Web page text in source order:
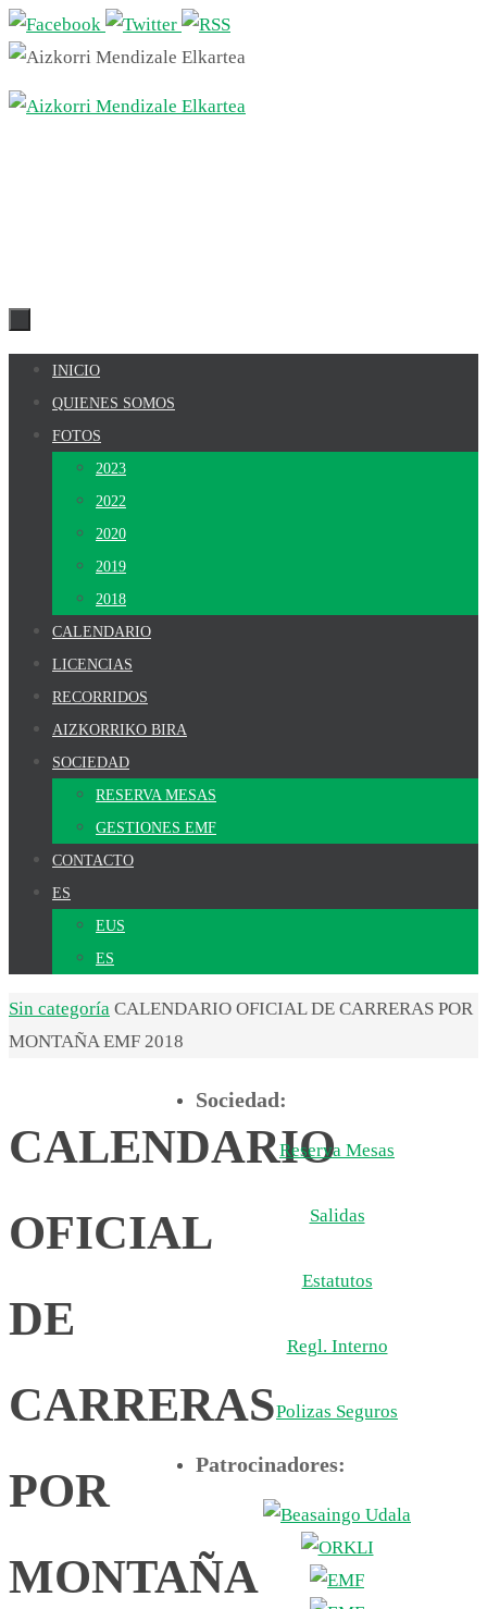
Ir
al
contenido
contenido
INICIO
QUIENES SOMOS
FOTOS
2023
2022
2020
2019
2018
CALENDARIO
LICENCIAS
RECORRIDOS
AIZKORRIKO BIRA
SOCIEDAD
RESERVA MESAS
GESTIONES EMF
CONTACTO
ES
EUS
ES
Inicio
Sin categoría CALENDARIO OFICIAL DE CARRERAS POR
MONTAÑA EMF 2018
CALENDARIO
OFICIAL
DE
CARRERAS
POR
MONTAÑA
Sociedad:
Reserva Mesas
Salidas
Estatutos
Regl. Interno
Polizas Seguros
Patrocinadores: